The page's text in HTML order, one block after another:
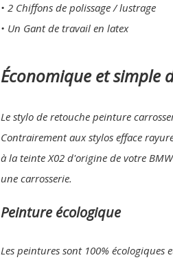
• 2 Chiffons de polissage / lustrage
• Un Gant de travail en latex
Économique et simple
Le stylo de retouche peinture
Contrairement aux stylos efface
à la teinte X02 d'origine de votre
une carrosserie.
Peinture écologique
Les peintures sont 100%